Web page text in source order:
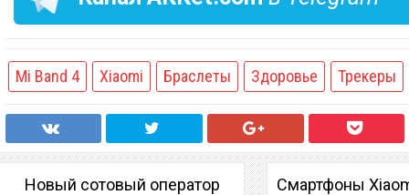
Mi Band 4 Xiaomi Браслеты Здоровье Трекеры
Новый сотовый оператор
Смартфоны